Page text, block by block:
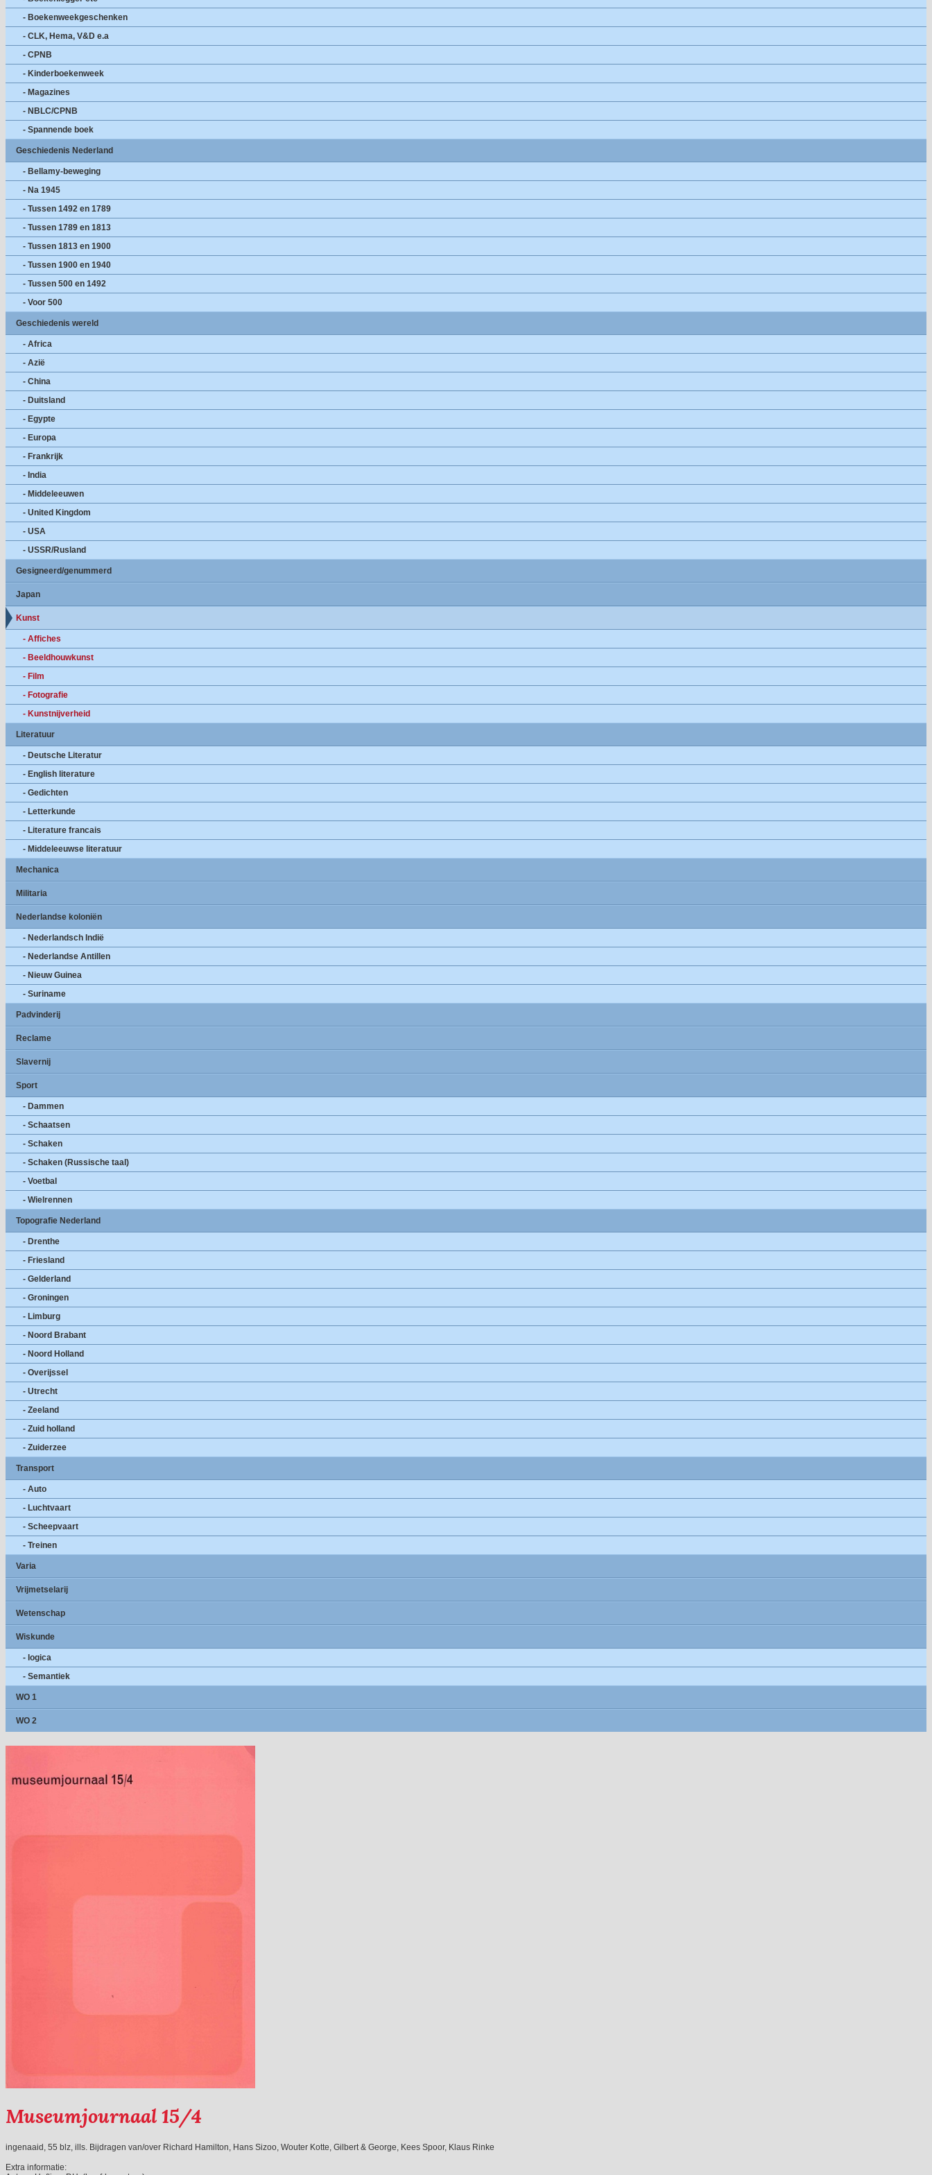
- Boekenweekgeschenken
- CLK, Hema, V&D e.a
- CPNB
- Kinderboekenweek
- Magazines
- NBLC/CPNB
- Spannende boek
Geschiedenis Nederland
- Bellamy-beweging
- Na 1945
- Tussen 1492 en 1789
- Tussen 1789 en 1813
- Tussen 1813 en 1900
- Tussen 1900 en 1940
- Tussen 500 en 1492
- Voor 500
Geschiedenis wereld
- Africa
- Azië
- China
- Duitsland
- Egypte
- Europa
- Frankrijk
- India
- Middeleeuwen
- United Kingdom
- USA
- USSR/Rusland
Gesigneerd/genummerd
Japan
Kunst
- Affiches
- Beeldhouwkunst
- Film
- Fotografie
- Kunstnijverheid
Literatuur
- Deutsche Literatur
- English literature
- Gedichten
- Letterkunde
- Literature francais
- Middeleeuwse literatuur
Mechanica
Militaria
Nederlandse koloniën
- Nederlandsch Indië
- Nederlandse Antillen
- Nieuw Guinea
- Suriname
Padvinderij
Reclame
Slavernij
Sport
- Dammen
- Schaatsen
- Schaken
- Schaken (Russische taal)
- Voetbal
- Wielrennen
Topografie Nederland
- Drenthe
- Friesland
- Gelderland
- Groningen
- Limburg
- Noord Brabant
- Noord Holland
- Overijssel
- Utrecht
- Zeeland
- Zuid holland
- Zuiderzee
Transport
- Auto
- Luchtvaart
- Scheepvaart
- Treinen
Varia
Vrijmetselarij
Wetenschap
Wiskunde
- logica
- Semantiek
WO 1
WO 2
Museumjournaal 15/4
ingenaaid, 55 blz, ills. Bijdragen van/over Richard Hamilton, Hans Sizoo, Wouter Kotte, Gilbert & George, Kees Spoor, Klaus Rinke
Extra informatie: